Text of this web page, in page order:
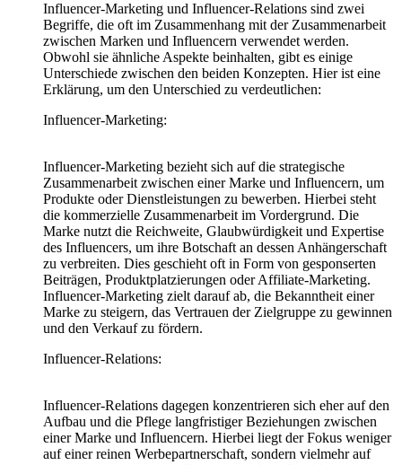
Influencer-Marketing und Influencer-Relations sind zwei
Begriffe, die oft im Zusammenhang mit der Zusammenarbeit
zwischen Marken und Influencern verwendet werden.
Obwohl sie ähnliche Aspekte beinhalten, gibt es einige
Unterschiede zwischen den beiden Konzepten. Hier ist eine
Erklärung, um den Unterschied zu verdeutlichen:
Influencer-Marketing:
Influencer-Marketing bezieht sich auf die strategische
Zusammenarbeit zwischen einer Marke und Influencern, um
Produkte oder Dienstleistungen zu bewerben. Hierbei steht
die kommerzielle Zusammenarbeit im Vordergrund. Die
Marke nutzt die Reichweite, Glaubwürdigkeit und Expertise
des Influencers, um ihre Botschaft an dessen Anhängerschaft
zu verbreiten. Dies geschieht oft in Form von gesponserten
Beiträgen, Produktplatzierungen oder Affiliate-Marketing.
Influencer-Marketing zielt darauf ab, die Bekanntheit einer
Marke zu steigern, das Vertrauen der Zielgruppe zu gewinnen
und den Verkauf zu fördern.
Influencer-Relations:
Influencer-Relations dagegen konzentrieren sich eher auf den
Aufbau und die Pflege langfristiger Beziehungen zwischen
einer Marke und Influencern. Hierbei liegt der Fokus weniger
auf einer reinen Werbepartnerschaft, sondern vielmehr auf